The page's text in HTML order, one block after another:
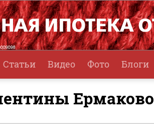
Статьи Видео Фото Блоги